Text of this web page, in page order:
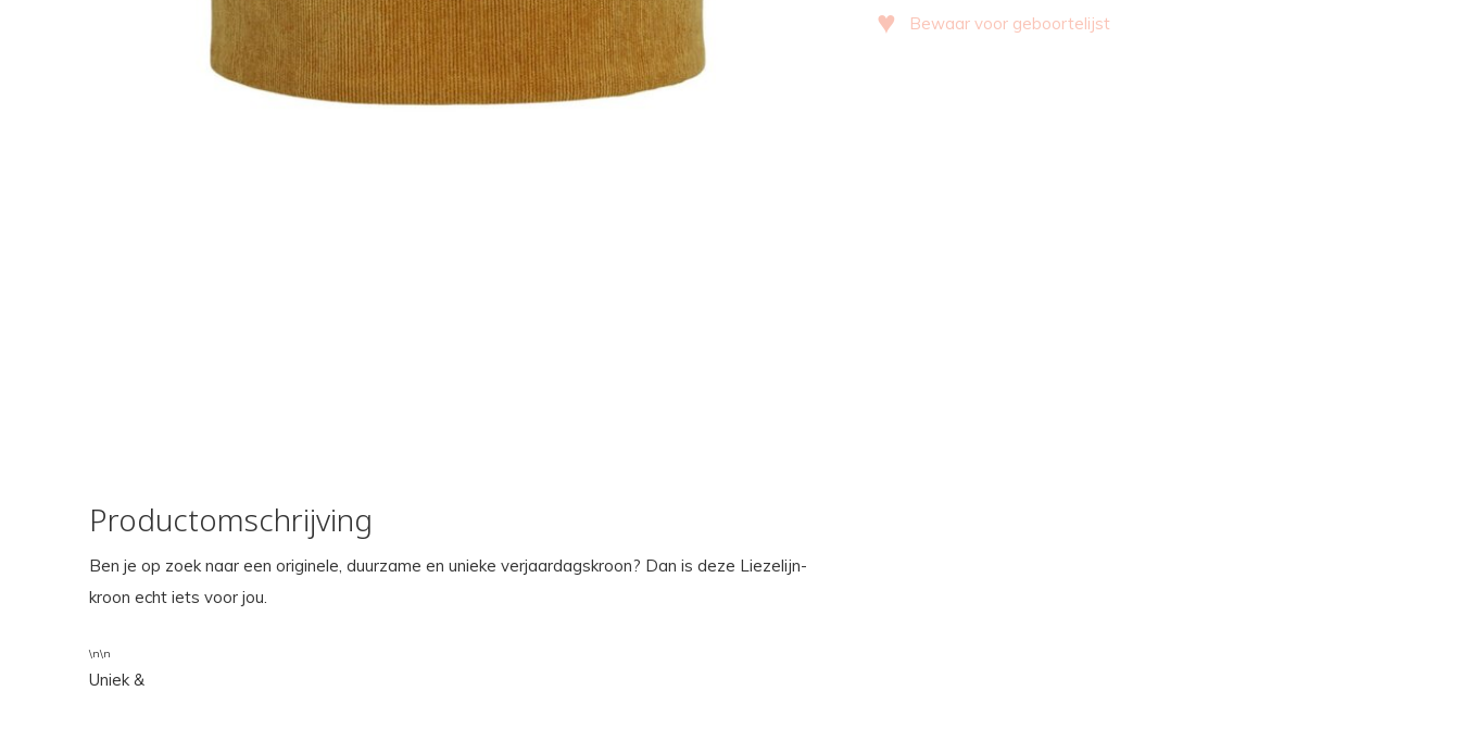
♥ Bewaar voor geboortelijst
Productomschrijving
Ben je op zoek naar een originele, duurzame en unieke verjaardagskroon? Dan is deze Liezelijn-
kroon echt iets voor jou.
\n\n
Uniek &